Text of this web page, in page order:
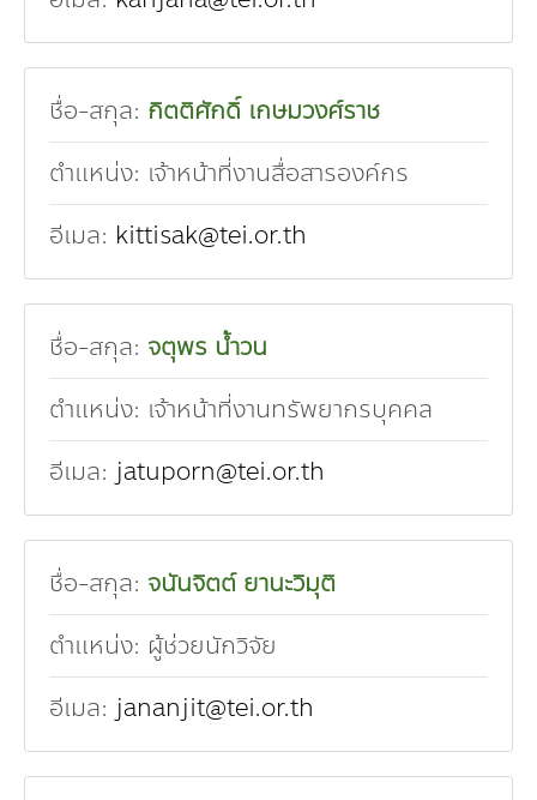
ชื่อ-สกุล: กิตติศักดิ์ เกษมวงศ์ราช
ตำแหน่ง: เจ้าหน้าที่งานสื่อสารองค์กร
อีเมล: kittisak@tei.or.th
ชื่อ-สกุล: จตุพร น้ำวน
ตำแหน่ง: เจ้าหน้าที่งานทรัพยากรบุคคล
อีเมล: jatuporn@tei.or.th
ชื่อ-สกุล: จนันจิตต์ ยานะวิมุติ
ตำแหน่ง: ผู้ช่วยนักวิจัย
อีเมล: jananjit@tei.or.th